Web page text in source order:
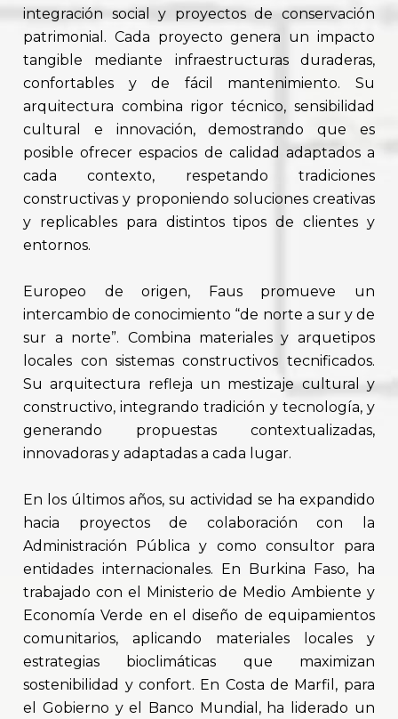
integración social y proyectos de conservación
patrimonial. Cada proyecto genera un impacto
tangible mediante infraestructuras duraderas,
confortables y de fácil mantenimiento. Su
arquitectura combina rigor técnico, sensibilidad
cultural e innovación, demostrando que es
posible ofrecer espacios de calidad adaptados a
cada contexto, respetando tradiciones
constructivas y proponiendo soluciones creativas
y replicables para distintos tipos de clientes y
entornos.
Europeo de origen, Faus promueve un
intercambio de conocimiento “de norte a sur y de
sur a norte”. Combina materiales y arquetipos
locales con sistemas constructivos tecnificados.
Su arquitectura refleja un mestizaje cultural y
constructivo, integrando tradición y tecnología, y
generando propuestas contextualizadas,
innovadoras y adaptadas a cada lugar.
En los últimos años, su actividad se ha expandido
hacia proyectos de colaboración con la
Administración Pública y como consultor para
entidades internacionales. En Burkina Faso, ha
trabajado con el Ministerio de Medio Ambiente y
Economía Verde en el diseño de equipamientos
comunitarios, aplicando materiales locales y
estrategias bioclimáticas que maximizan
sostenibilidad y confort. En Costa de Marfil, para
el Gobierno y el Banco Mundial, ha liderado un